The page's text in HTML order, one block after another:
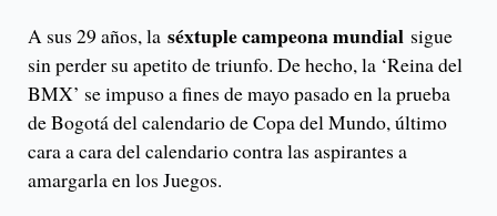
A sus 29 años, la séxtuple campeona mundial sigue
sin perder su apetito de triunfo. De hecho, la ‘Reina del
BMX’ se impuso a fines de mayo pasado en la prueba
de Bogotá del calendario de Copa del Mundo, último
cara a cara del calendario contra las aspirantes a
amargarla en los Juegos.